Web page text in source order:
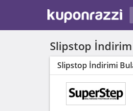
Slipstop
Slipstop İndirimi